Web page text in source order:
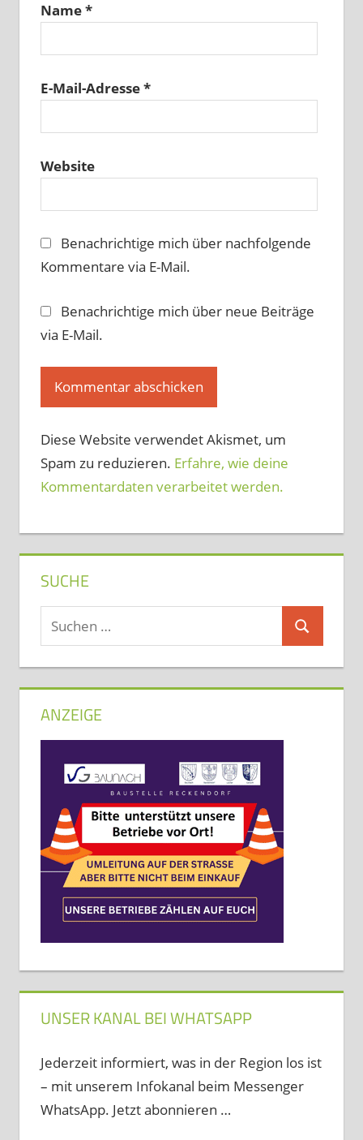
Name*
E-Mail-Adresse*
Website
Benachrichtige mich über nachfolgende
Kommentare via E-Mail.
Benachrichtige mich über neue Beiträge
via E-Mail.
Diese Website verwendet Akismet, um
Spam zu reduzieren. Erfahre, wie deine
Kommentardaten verarbeitet werden.
SUCHE
Suchen
nach:
Suchen
ANZEIGE
UNSER KANAL BEI WHATSAPP
Jederzeit informiert, was in der Region los ist
– mit unserem Infokanal beim Messenger
WhatsApp. Jetzt abonnieren …